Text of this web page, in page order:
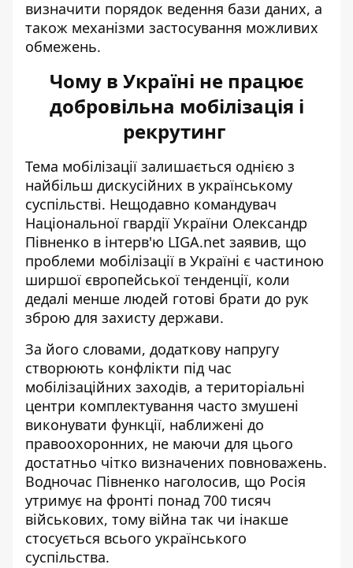
визначити порядок ведення бази даних, а
також механізми застосування можливих
обмежень.
Чому в Україні не працює
добровільна мобілізація і
рекрутинг
Тема мобілізації залишається однією з
найбільш дискусійних в українському
суспільстві. Нещодавно командувач
Національної гвардії України Олександр
Півненко в інтерв'ю LIGA.net заявив, що
проблеми мобілізації в Україні є частиною
ширшої європейської тенденції, коли
дедалі менше людей готові брати до рук
зброю для захисту держави.
За його словами, додаткову напругу
створюють конфлікти під час
мобілізаційних заходів, а територіальні
центри комплектування часто змушені
виконувати функції, наближені до
правоохоронних, не маючи для цього
достатньо чітко визначених повноважень.
Водночас Півненко наголосив, що Росія
утримує на фронті понад 700 тисяч
військових, тому війна так чи інакше
стосується всього українського
суспільства.